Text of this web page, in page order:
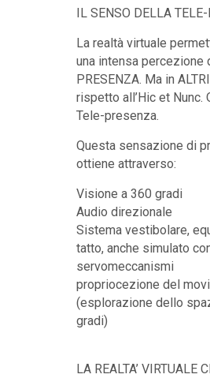
IL SENSO DELLA
La realtà virtuale
una intensa percezione
PRESENZA. Ma in
rispetto all’Hic et Nunc.
Tele-presenza.
Questa sensazione di
ottiene attraverso:
Visione a 360 gradi
Audio direzionale
Sistema vestibolare,
tatto, anche simulato
servomeccanismi
propriocezione del
(esplorazione dello
gradi)
LA REALTA’ VIRTUALE